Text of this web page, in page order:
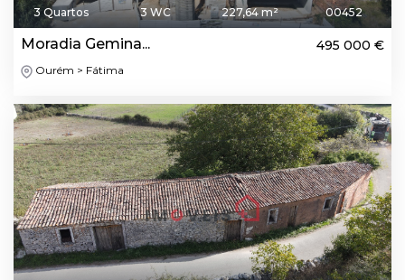
3 Quartos 3 WC 227,64 m² 00452
Moradia Gemina... 495 000 €
Ourém > Fátima